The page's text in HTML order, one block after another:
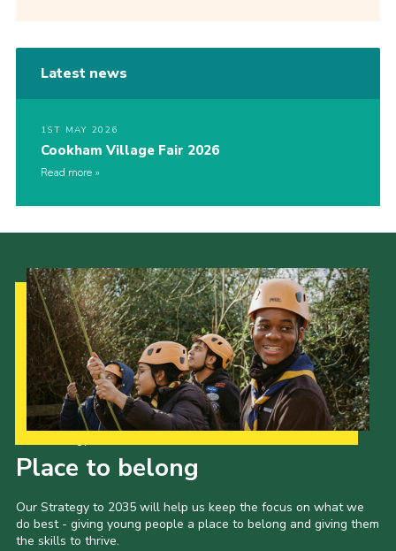
Latest news
1ST MAY 2026
Cookham Village Fair 2026
Read more
Place to belong
Our Strategy to 2035 will help us keep the focus on what we
do best - giving young people a place to belong and giving them
the skills to thrive.